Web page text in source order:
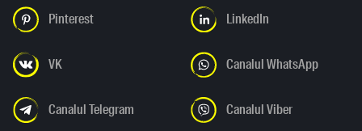
Pinterest LinkedIn
VK Canalul WhatsApp
Canalul Telegram Canalul Viber